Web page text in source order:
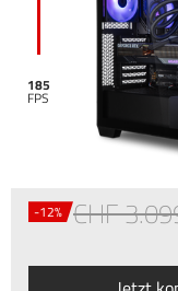
185
-12%